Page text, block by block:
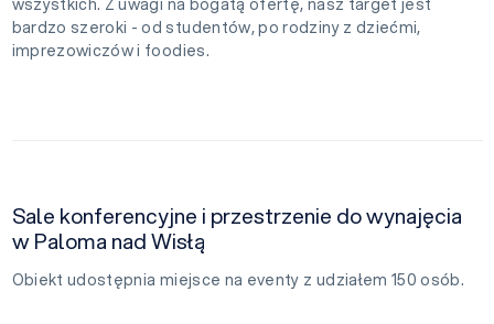
bardzo szeroki - od studentów, po rodziny z dziećmi,
imprezowiczów i foodies.
Sale konferencyjne i przestrzenie do wynajęcia
w Paloma nad Wisłą
Obiekt udostępnia miejsce na eventy z udziałem 150 osób.